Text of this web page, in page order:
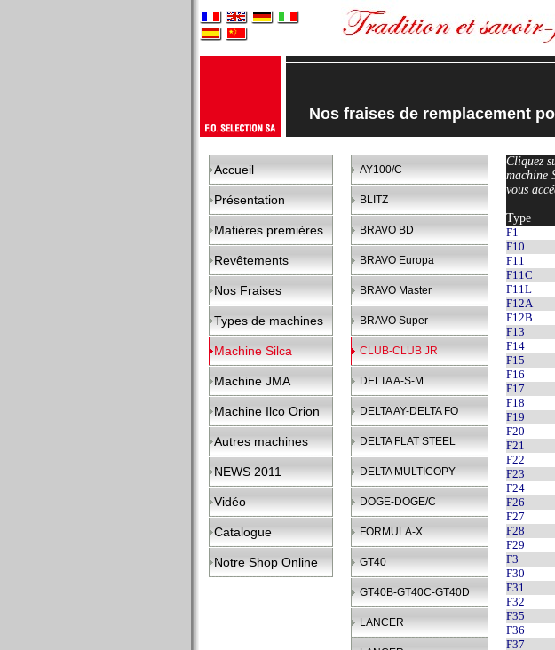
Nos fraises de remplacement
Accueil
Présentation
Matières premières
Revêtements
Nos Fraises
Types de machines
Machine Silca
Machine JMA
Machine Ilco Orion
Autres machines
NEWS 2011
Vidéo
Catalogue
Notre Shop Online
AY100/C
BLITZ
BRAVO BD
BRAVO Europa
BRAVO Master
BRAVO Super
CLUB-CLUB JR
DELTA A-S-M
DELTA AY-DELTA FO
DELTA FLAT STEEL
DELTA MULTICOPY
DOGE-DOGE/C
FORMULA-X
GT40
GT40B-GT40C-GT40D
LANCER
Cliquez
machine
vous
Type
F1
F10
F11
F11C
F11L
F12A
F12B
F13
F14
F15
F16
F17
F18
F19
F20
F21
F22
F23
F24
F26
F27
F28
F29
F3
F30
F31
F32
F35
F36
F37